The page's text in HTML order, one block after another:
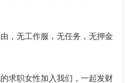
，无工作服，无任务，无押金
求职女性加入我们，一起发财